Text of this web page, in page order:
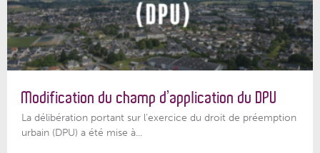
Modification du champ d’application du DPU
La délibération portant sur l’exercice du droit de préemption
urbain (DPU) a été mise à...